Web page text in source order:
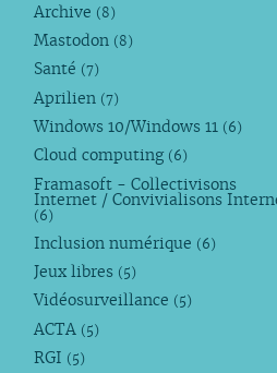
Archive (8)
Mastodon (8)
Santé (7)
Aprilien (7)
Windows 10/Windows 11 (6)
Cloud computing (6)
Framasoft - Collectivisons
Internet / Convivialisons
(6)
Inclusion numérique (6)
Jeux libres (5)
Vidéosurveillance (5)
ACTA (5)
RGI (5)